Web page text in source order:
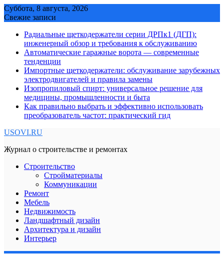
Skip
to
Суббота, 8 августа, 2026
Свежие записи
Радиальные щеткодержатели серии ДРПк1 (ДГП):
инженерный обзор и требования к обслуживанию
Автоматические гаражные ворота — современные
тенденции
Импортные щеткодержатели: обслуживание зарубежных
электродвигателей и правила замены
Изопропиловый спирт: универсальное решение для
медицины, промышленности и быта
Как правильно выбрать и эффективно использовать
преобразователь частот: практический гид
USOVI.RU
Журнал о строительстве и ремонтах
Строительство
Стройматериалы
Коммуникации
Ремонт
Мебель
Недвижимость
Ландшафтный дизайн
Архитектура и дизайн
Интерьер